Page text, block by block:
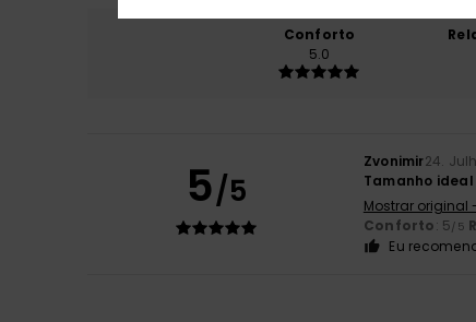
Conforto
5.0
5/5
Zvonimir24.
Tamanho ideal
Mostrar original
Conforto: 5/5
Eu